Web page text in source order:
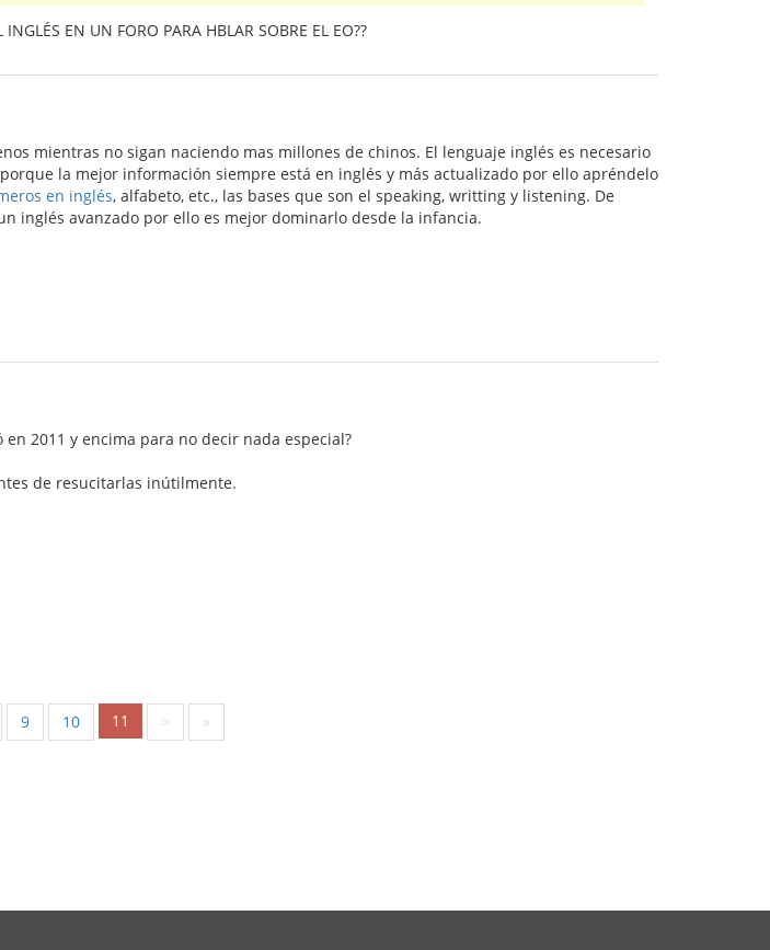
EN UN FORO PARA HBLAR SOBRE EL EO??
mientras no sigan naciendo mas millones de chinos. El lenguaje inglés es necesario
la mejor información siempre está en inglés y más actualizado por ello apréndelo
en inglés, alfabeto, etc., las bases que son el speaking, writting y listening. De
inglés avanzado por ello es mejor dominarlo desde la infancia.
2011 y encima para no decir nada especial?
de resucitarlas inútilmente.
9 10 11 > »